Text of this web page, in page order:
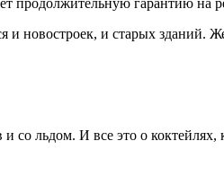
продолжительную гарантию на
новостроек, и старых зданий.
льдом. И все это о коктейлях,